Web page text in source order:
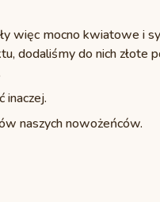
więc mocno kwiatowe i
dodaliśmy do nich
inaczej.
naszych nowożeńców.